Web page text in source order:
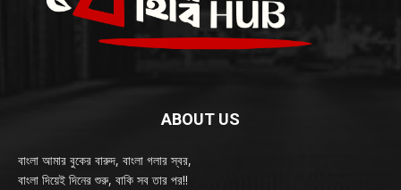
ABOUT US
বাংলা আমার বুকের বারুদ, বাংলা গলার স্বর,
বাংলা দিয়েই দিনের শুরু, বাকি সব তার পর!!